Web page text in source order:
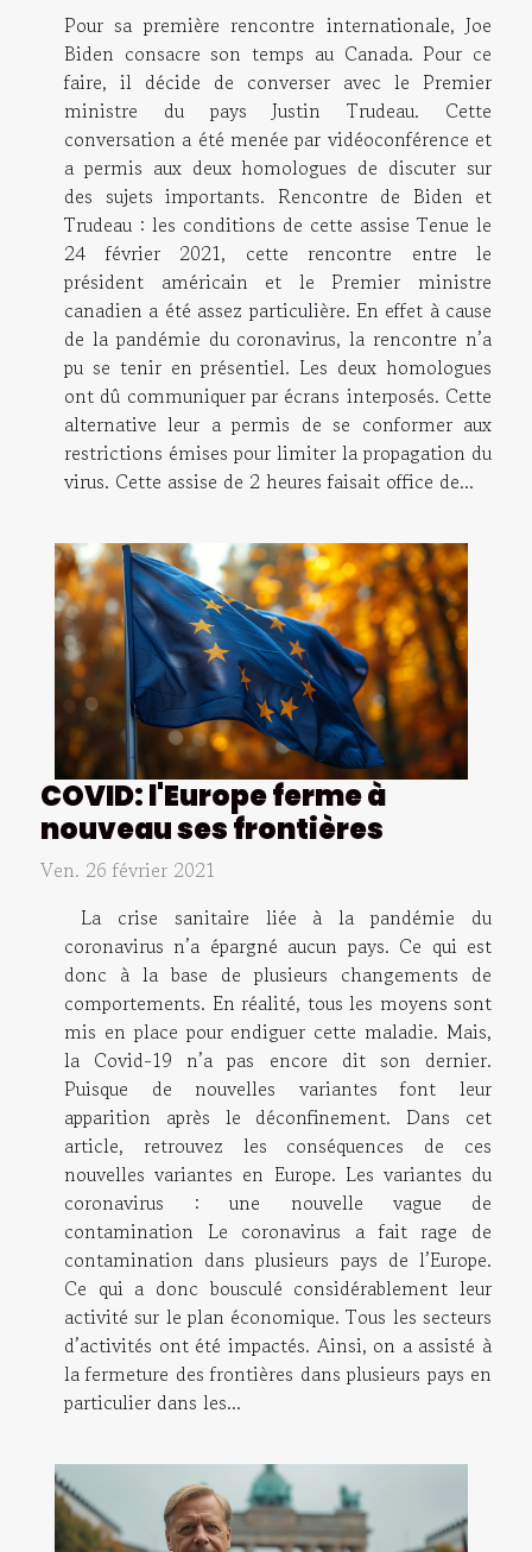
Pour sa première rencontre internationale, Joe
Biden consacre son temps au Canada. Pour ce
faire, il décide de converser avec le Premier
ministre du pays Justin Trudeau. Cette
conversation a été menée par vidéoconférence et
a permis aux deux homologues de discuter sur
des sujets importants. Rencontre de Biden et
Trudeau : les conditions de cette assise Tenue le
24 février 2021, cette rencontre entre le
président américain et le Premier ministre
canadien a été assez particulière. En effet à cause
de la pandémie du coronavirus, la rencontre n’a
pu se tenir en présentiel. Les deux homologues
ont dû communiquer par écrans interposés. Cette
alternative leur a permis de se conformer aux
restrictions émises pour limiter la propagation du
virus. Cette assise de 2 heures faisait office de...
COVID: l'Europe ferme à
nouveau ses frontières
Ven. 26 février 2021
La crise sanitaire liée à la pandémie du
coronavirus n’a épargné aucun pays. Ce qui est
donc à la base de plusieurs changements de
comportements. En réalité, tous les moyens sont
mis en place pour endiguer cette maladie. Mais,
la Covid-19 n’a pas encore dit son dernier.
Puisque de nouvelles variantes font leur
apparition après le déconfinement. Dans cet
article, retrouvez les conséquences de ces
nouvelles variantes en Europe. Les variantes du
coronavirus : une nouvelle vague de
contamination Le coronavirus a fait rage de
contamination dans plusieurs pays de l’Europe.
Ce qui a donc bousculé considérablement leur
activité sur le plan économique. Tous les secteurs
d’activités ont été impactés. Ainsi, on a assisté à
la fermeture des frontières dans plusieurs pays en
particulier dans les...